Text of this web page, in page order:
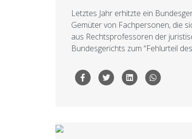
Letztes Jahr erhitzte ein
Gemüter von Fachpersonen, die
aus Rechtsprofessoren der
Bundesgerichts zum “Fehlurteil